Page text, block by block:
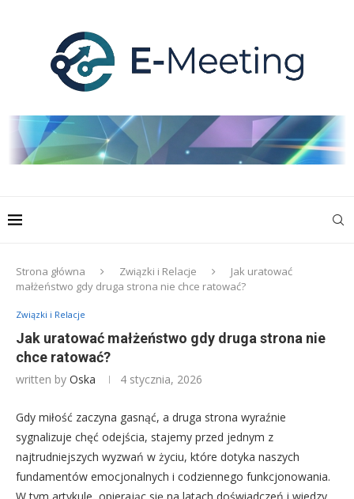
Strona główna Związki i Relacje
Jak uratować
małżeństwo gdy druga strona nie chce ratować?
Związki i Relacje
Jak uratować małżeństwo gdy druga strona nie
chce ratować?
written by Oska 4 stycznia, 2026
Gdy miłość zaczyna gasnąć, a druga strona wyraźnie
sygnalizuje chęć odejścia, stajemy przed jednym z
najtrudniejszych wyzwań w życiu, które dotyka naszych
fundamentów emocjonalnych i codziennego funkcjonowania.